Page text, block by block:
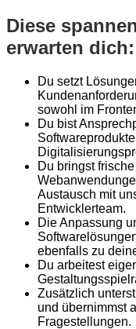
Diese
erwarten dich:
Du setzt
sowohl im
Du bist
Du bringst
Austausch mit
Entwicklerteam.
Die Anpassung
ebenfalls zu
Du arbeitest
Zusätzlich
und übernimmst
Fragestellungen.